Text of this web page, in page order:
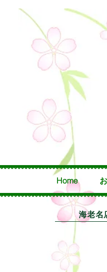
Home
海老名